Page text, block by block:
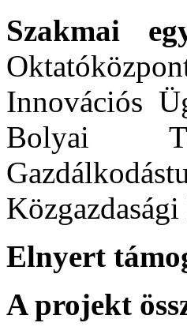
Szakmai
Innovációs
Bolyai
Elnyert
A projekt